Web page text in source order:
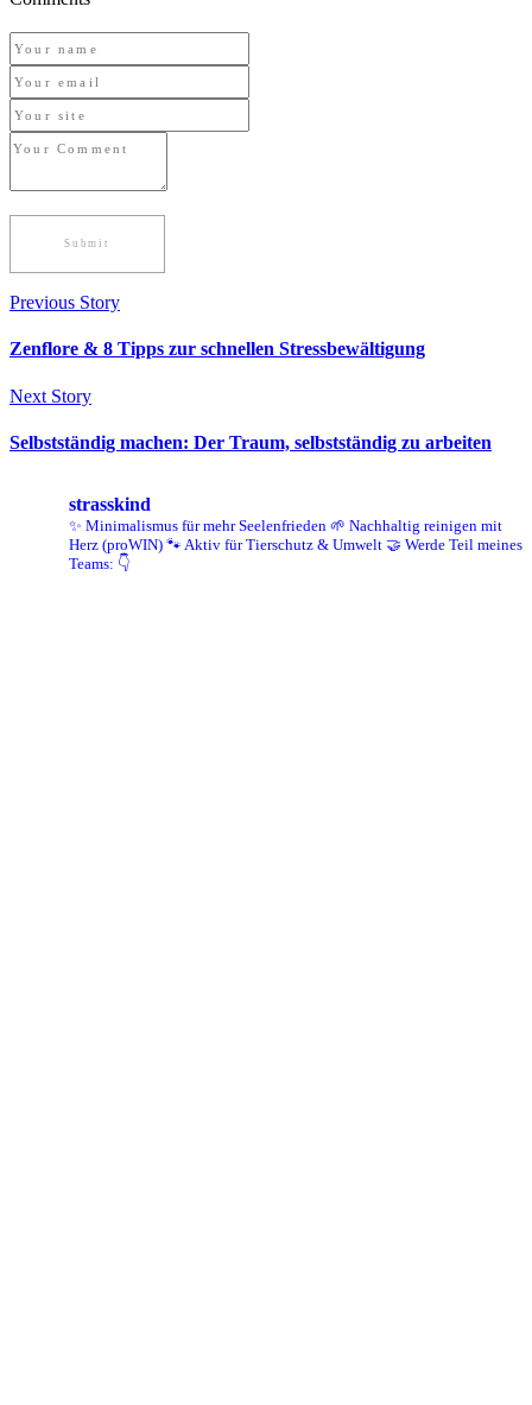
Previous Story
Zenflore & 8 Tipps zur schnellen Stressbewältigung
Next Story
Selbstständig machen: Der Traum, selbstständig zu arbeiten
strasskind
✨ Minimalismus für mehr Seelenfrieden 🌱 Nachhaltig reinigen mit
Herz (proWIN) 🐾 Aktiv für Tierschutz & Umwelt 🤝 Werde Teil meines
Teams: 👇